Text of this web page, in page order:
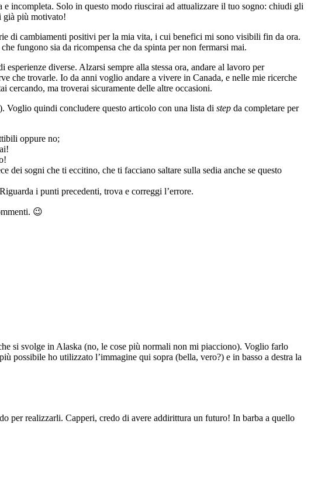
incompleta. Solo in questo modo riuscirai ad attualizzare il tuo sogno: chiudi gli
già più motivato!
di cambiamenti positivi per la mia vita, i cui benefici mi sono visibili fin da ora.
fungono sia da ricompensa che da spinta per non fermarsi mai.
esperienze diverse. Alzarsi sempre alla stessa ora, andare al lavoro per
che trovarle. Io da anni voglio andare a vivere in Canada, e nelle mie ricerche
ma troverai sicuramente delle altre occasioni.
Voglio quindi concludere questo articolo con una lista di step da completare per
oppure no;
sogni che ti eccitino, che ti facciano saltare sulla sedia anche se questo
i punti precedenti, trova e correggi l’errore.
😉
si svolge in Alaska (no, le cose più normali non mi piacciono). Voglio farlo
possibile ho utilizzato l’immagine qui sopra (bella, vero?) e in basso a destra la
per realizzarli. Capperi, credo di avere addirittura un futuro! In barba a quello